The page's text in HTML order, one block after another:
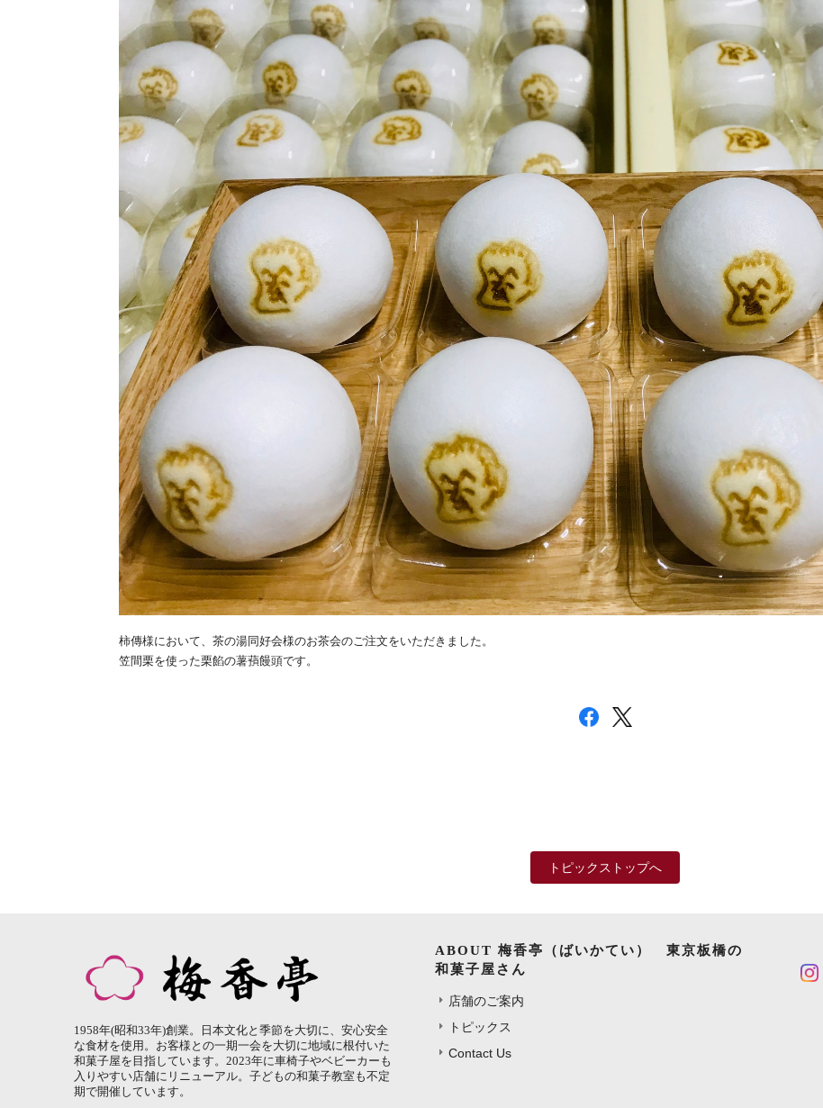
柿傳様において、茶の湯同好会様のお茶会のご注文をいただきました。
笠間栗を使った栗餡の薯蕷饅頭です。
トピックストップへ
1958年(昭和33年)創業。日本文化と季節を大切に、安心安全
な食材を使用。お客様との一期一会を大切に地域に根付いた
和菓子屋を目指しています。2023年に車椅子やベビーカーも
入りやすい店舗にリニューアル。子どもの和菓子教室も不定
期で開催しています。
ABOUT 梅香亭（ばいかてい） 東京板橋の
和菓子屋さん
店舗のご案内
トピックス
Contact Us